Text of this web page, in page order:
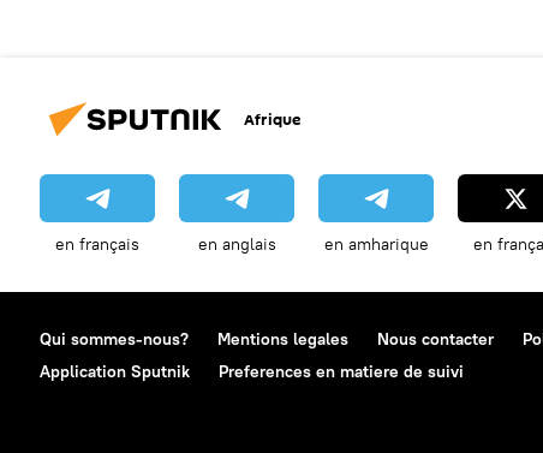
Afrique
en français en anglais en amharique en
Qui sommes-nous? Mentions legales Nous contacter
Application Sputnik
Preferences en matiere de suivi